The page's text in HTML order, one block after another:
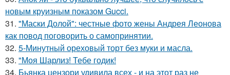
новым круизным показом Gucci.
31. "Маски Долой": честные фото жены Андрея Леонова
как повод поговорить о самопринятии.
32. 5-Минутный ореховый торт без муки и масла.
33. "Моя Шарлиз! Тебе годик!
34. Бьянка цензори удивила всех - и на этот раз не